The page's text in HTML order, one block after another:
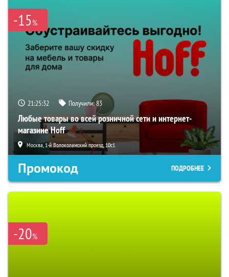
-15%
21:25:30 Получили:83
Любые товары во всей розничной сети и интернет-
магазине Hoff
Москва, 1-й Волоколамский проезд, 10с1
Промокод ПОДРОБНЕЕ
-20%